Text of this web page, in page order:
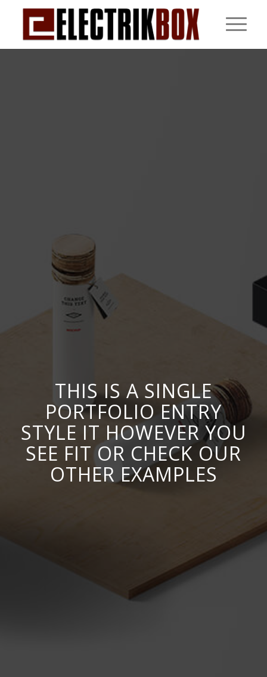
THIS IS A SINGLE
PORTFOLIO ENTRY
STYLE IT HOWEVER YOU
SEE FIT OR CHECK OUR
OTHER EXAMPLES